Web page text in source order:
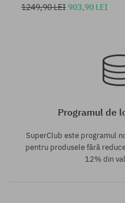
1249,90 LEI903,90 LEI
Programul de
SuperClub este programul
pentru produsele fără
12% din